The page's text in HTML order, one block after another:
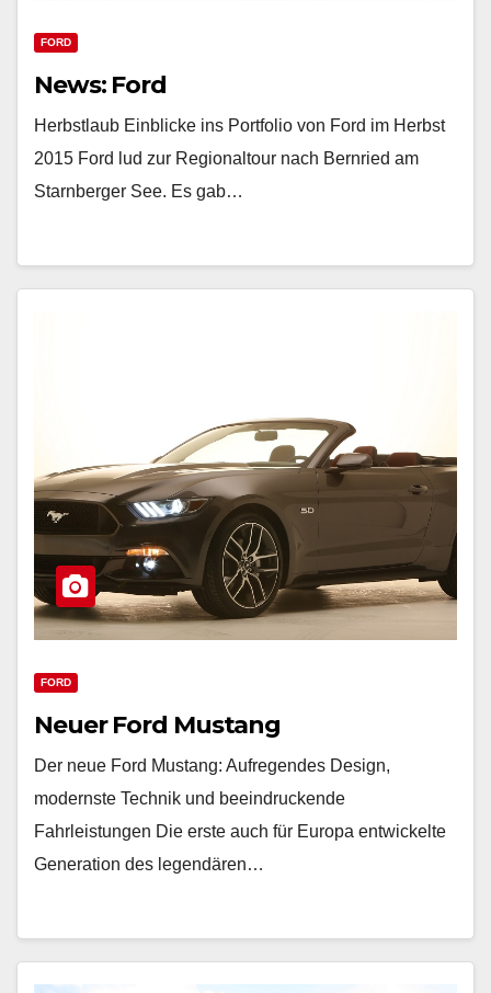
FORD
News: Ford
Herbstlaub Einblicke ins Portfolio von Ford im Herbst
2015 Ford lud zur Regionaltour nach Bernried am
Starnberger See. Es gab…
FORD
Neuer Ford Mustang
Der neue Ford Mustang: Aufregendes Design,
modernste Technik und beeindruckende
Fahrleistungen Die erste auch für Europa entwickelte
Generation des legendären…